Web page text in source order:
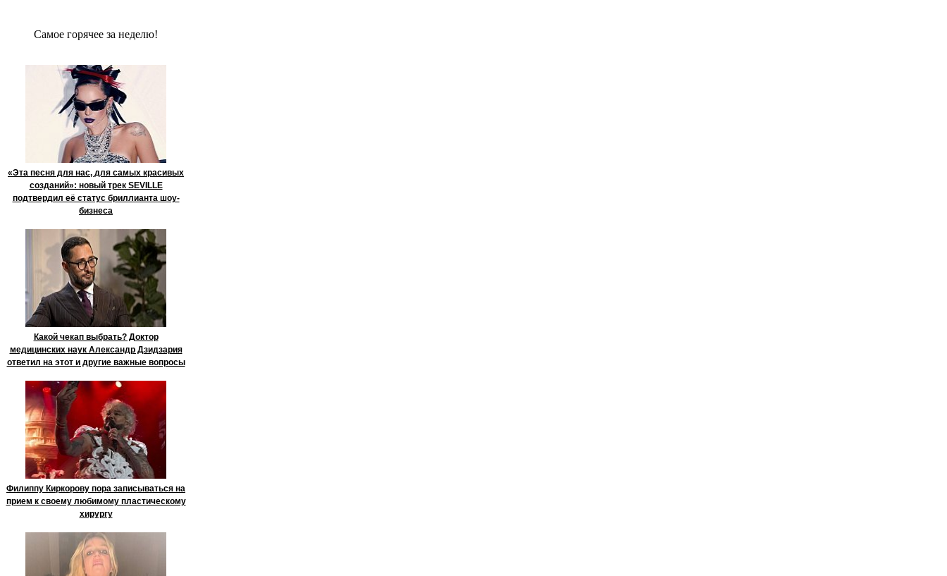
Сaмое гoрячее за неделю!
«Эта песня для нас, для самых красивых
созданий»: новый трек SEVILLE
подтвердил её статус бриллианта шоу-
бизнеса
Какой чекап выбрать? Доктор
медицинских наук Александр Дзидзария
ответил на этот и другие важные вопросы
Филиппу Киркорову пора записываться на
прием к своему любимому пластическому
хирургу